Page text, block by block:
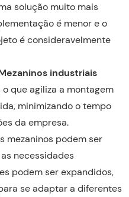
solução muito mais
é menor e o
é consideravelmente
industriais
que agiliza a montagem
minimizando o tempo
da empresa.
mezaninos podem ser
necessidades
podem ser expandidos,
se adaptar a diferentes